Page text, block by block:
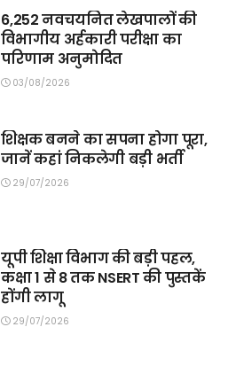
6,252 नवचयनित लेखपालों की
विभागीय अर्हकारी परीक्षा का
परिणाम अनुमोदित
03/08/2026
शिक्षक बनने का सपना होगा पूरा,
जानें कहां निकलेगी बड़ी भर्ती
29/07/2026
यूपी शिक्षा विभाग की बड़ी पहल,
कक्षा 1 से 8 तक NSERT की पुस्तकें
होंगी लागू
29/07/2026